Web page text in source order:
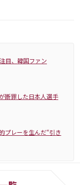
目、韓国ファン
断罪した日本人選手
プレーを生んだ“引き